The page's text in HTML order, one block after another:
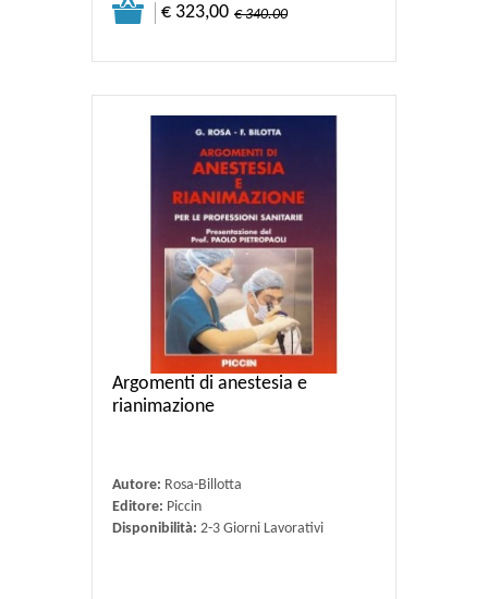
€ 323,00 € 340.00
Argomenti di anestesia e
rianimazione
Autore: Rosa-Billotta
Editore: Piccin
Disponibilità: 2-3 Giorni Lavorativi